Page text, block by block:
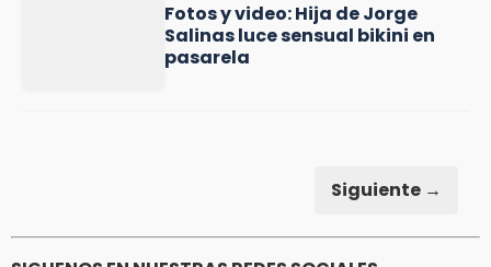
Fotos y video: Hija de Jorge
Salinas luce sensual bikini en
pasarela
Siguiente →